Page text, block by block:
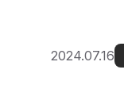
2024.07.16